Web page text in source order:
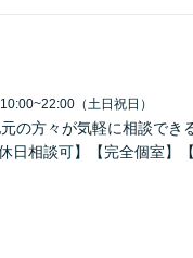
（土日祝日）
の方々が気軽に相談で
日相談可】【完全個室】【